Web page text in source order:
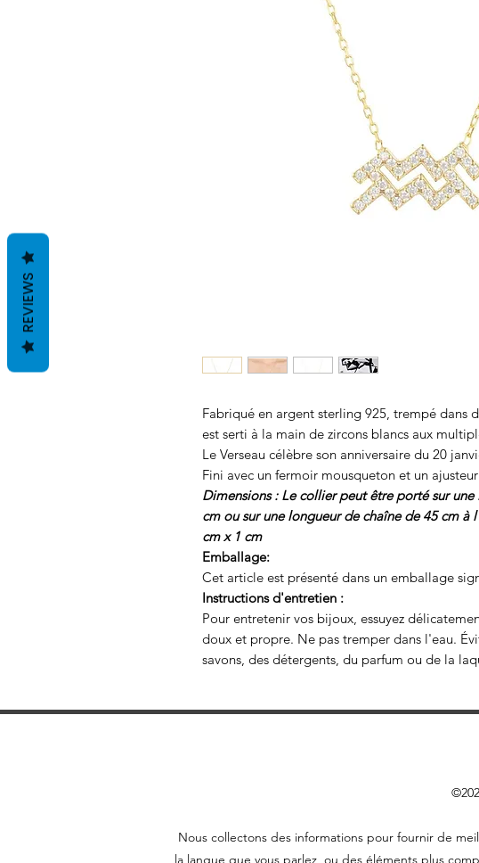
Fabriqué en argent sterling 925, trempé dans
est serti à la main de zircons blancs aux
Le Verseau célèbre son anniversaire du 20
Fini avec un fermoir mousqueton et un
Dimensions : Le collier peut être porté sur
cm ou sur une longueur de chaîne de 45 cm
cm x 1 cm
Emballage:
Cet article est présenté dans un emballage
Instructions d'entretien :
Pour entretenir vos bijoux, essuyez
doux et propre. Ne pas tremper dans l'eau.
savons, des détergents, du parfum ou de la
Nous collectons des informations pour fournir de
la langue que vous parlez, ou des éléments plus
REVIEWS